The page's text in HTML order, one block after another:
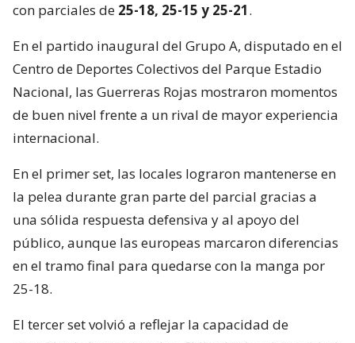
con parciales de 25-18, 25-15 y 25-21.
En el partido inaugural del Grupo A, disputado en el
Centro de Deportes Colectivos del Parque Estadio
Nacional, las Guerreras Rojas mostraron momentos
de buen nivel frente a un rival de mayor experiencia
internacional.
En el primer set, las locales lograron mantenerse en
la pelea durante gran parte del parcial gracias a
una sólida respuesta defensiva y al apoyo del
público, aunque las europeas marcaron diferencias
en el tramo final para quedarse con la manga por
25-18.
El tercer set volvió a reflejar la capacidad de